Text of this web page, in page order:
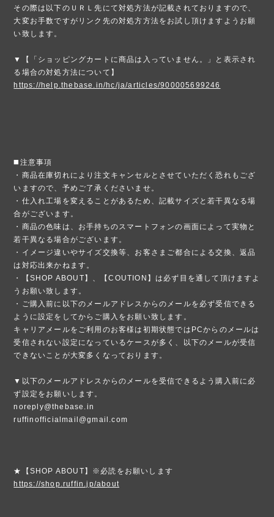
その際は以下のＵＲＬ先にて対処方法が記載されておりますので、
大変お手数ですがリンク先の対処方方法をお試し頂けますようお願
い致します。
▼【「ショッピングカートに商品は入っていません。」と表示され
る場合の対処方法について】
https://help.thebase.in/hc/ja/articles/900005699246
◼️注意事項
・商品在庫切れにより注文キャンセルとさせていただく恐れもござ
いますので、予めご了承くださいませ。
・仕入れ工場を変えることがあるため、記載サイズと若干異なる場
合がございます。
・商品の色味は、お手持ちのスマートフォンの画面によって実物と
若干異なる場合がございます。
・イメージ違いやサイズ交換等、お客さまご都合による交換、返品
は対応出来かねます。
・【SHOP ABOUT】、【COUTION】は必ず目を通して頂けますよ
うお願い致します。
・ご購入前に以下のメールアドレスからのメールを必ず受信できる
ように設定をしてからご購入をお願い致します。
キャリアメールをご利用のお客様は初期状態ではPCからのメールは
受信されない設定になっているケースが多く、以下のメールが受信
できないことが大変多くなっております。
▼以下のメールアドレスからのメールを受信できるよう購入前に必
ず設定をお願いします。
noreply@thebase.in
ruffinofficialmail@gmail.com
★【SHOP ABOUT】※必読をお願いします
https://shop.ruffin.jp/about